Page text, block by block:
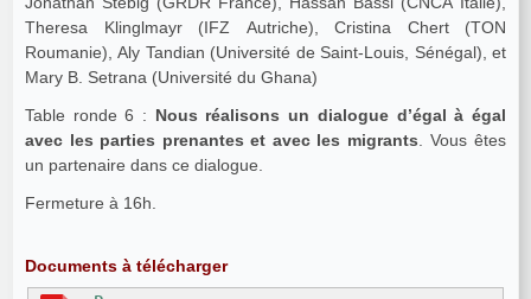
Theresa Klinglmayr (IFZ Autriche), Cristina Chert (TON
Roumanie), Aly Tandian (Université de Saint-Louis, Sénégal), et
Mary B. Setrana (Université du Ghana)
Table ronde 6 : Nous réalisons un dialogue d’égal à égal
avec les parties prenantes et avec les migrants . Vous êtes
un partenaire dans ce dialogue.
Fermeture à 16h.
Documents à télécharger